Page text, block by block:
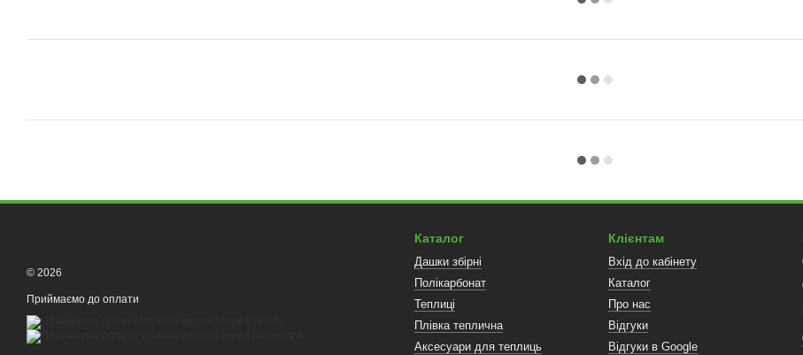
© 2026
Приймаємо до оплати
Каталог
Дашки збірні
Полікарбонат
Теплиці
Плівка теплична
Аксесуари для теплиць
Клієнтам
Вхід до кабінету
Каталог
Про нас
Відгуки
Відгуки в Google